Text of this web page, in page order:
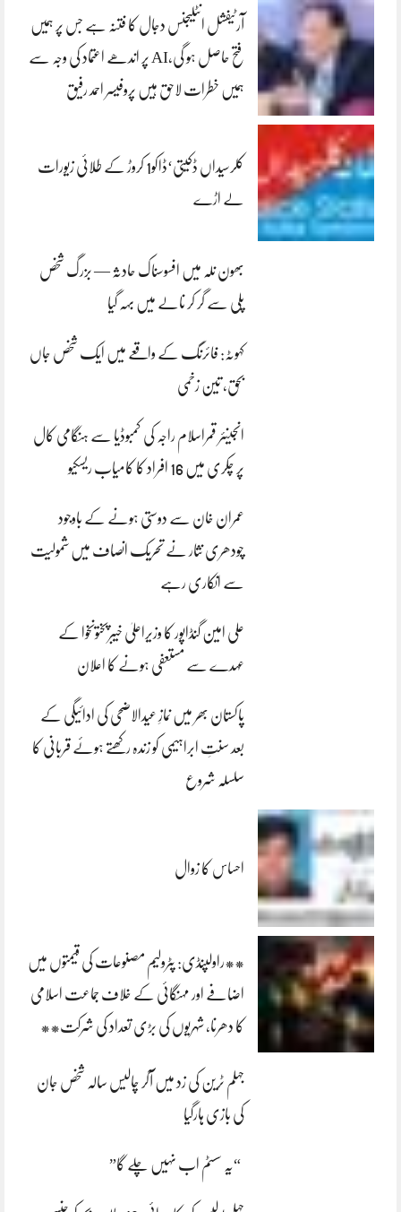
آرٹیفشل انٹلیجنس دجال کا فتنہ ہے جس پر ہمیں
فتح حاصل ہو گی،AI پر اندھے اعتماد کی وجہ سے
ہمیں خطرات لاحق ہیں پروفیسر احمد رفیق
کلرسیداں ڈکیتی‘ڈاکو1 کروڑ کے طلائی زیورات
لے اڑے
بھون نلہ میں افسوسناک حادثہ — بزرگ شخص
پلی سے گر کر نالے میں بہہ گیا
کہوٹہ: فائرنگ کے واقعے میں ایک شخص جاں
بحق، تین زخمی
انجینئر قمراسلام راجہ کی کمبوڈیا سے ہنگامی کال
پر چکری میں 16 افراد کا کامیاب ریسکیو
عمران خان سے دوستی ہونے کے باوجود
چودھری نثار نے تحریک انصاف میں شمولیت
سے انکاری رہے
علی امین گنڈاپور کا وزیراعلیٰ خیبرپختونخوا کے
عہدے سے مستعفی ہونے کا اعلان
پاکستان بھر میں نمازِ عیدالاضحی کی ادائیگی کے
بعد سنتِ ابراہیمی کو زندہ رکھتے ہوئے قربانی کا
سلسلہ شروع
احساس کا زوال
**راولپنڈی: پٹرولیم مصنوعات کی قیمتوں میں
اضافے اور مہنگائی کے خلاف جماعت اسلامی
کا دھرنا، شہریوں کی بڑی تعداد کی شرکت**
جہلم ٹرین کی زد میں آکر چالیس سالہ شخص جان
کی بازی ہارگیا
“یہ سسٹم اب نہیں چلے گا”